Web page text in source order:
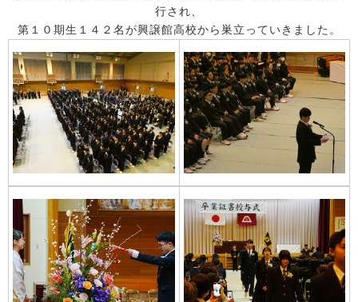
行され、
第１０期生１４２名が興譲館高校から巣立っていきました。